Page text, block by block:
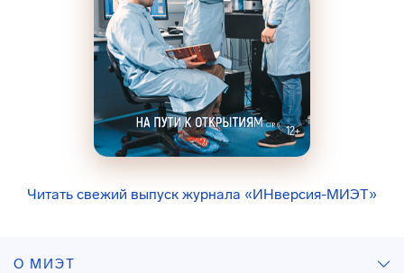
Читать свежий выпуск журнала «ИНверсия-МИЭТ»
О МИЭТ